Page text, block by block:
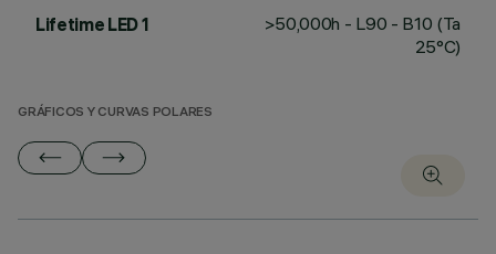
Lifetime LED 1
>50,000h - L90 - B10 (Ta
25°C)
GRÁFICOS Y CURVAS POLARES